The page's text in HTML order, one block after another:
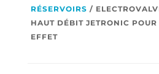
RÉSERVOIRS /
HAUT DÉBIT JETRONIC
EFFET